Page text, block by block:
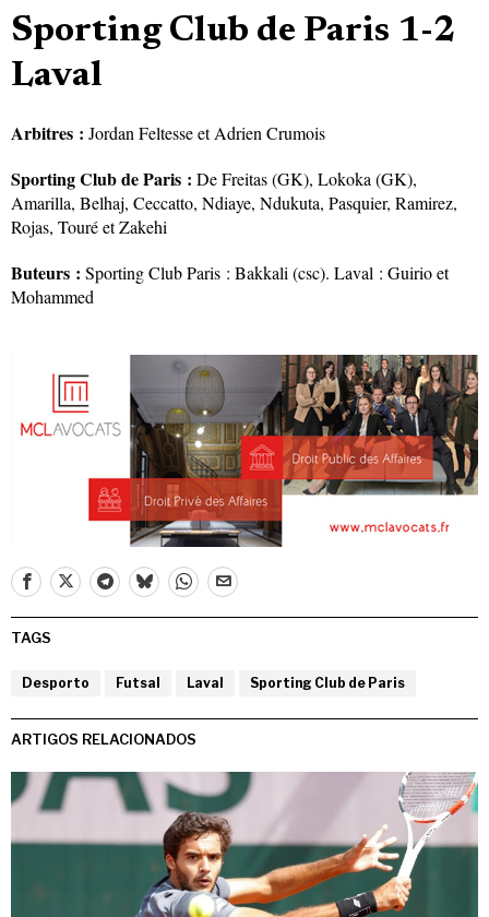
Sporting Club de Paris 1-2
Laval
Arbitres : Jordan Feltesse et Adrien Crumois
Sporting Club de Paris : De Freitas (GK), Lokoka (GK),
Amarilla, Belhaj, Ceccatto, Ndiaye, Ndukuta, Pasquier, Ramirez,
Rojas, Touré et Zakehi
Buteurs : Sporting Club Paris : Bakkali (csc). Laval : Guirio et
Mohammed
TAGS
Desporto Futsal Laval Sporting Club de Paris
ARTIGOS RELACIONADOS